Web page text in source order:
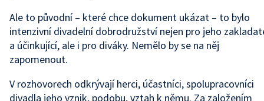
Ale to původní – které chce dokument ukázat – to bylo
intenzivní divadelní dobrodružství nejen pro jeho
a účinkující, ale i pro diváky. Nemělo by se na něj
zapomenout.
V rozhovorech odkrývají herci, účastníci, spolupracovníci
divadla jeho vznik, podobu, vztah k němu. Za založením